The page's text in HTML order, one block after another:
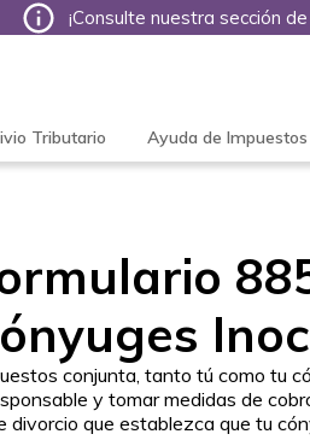
¡Consulte nuestra sección
Tributario Ayuda de Impuestos
conjunta, tanto tú como tu
y tomar medidas de
que establezca que tu